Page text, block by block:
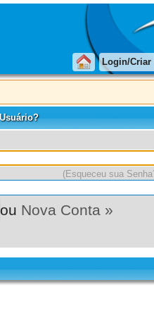
Login/Criar
(Esqueceu sua
ou Nova Conta »